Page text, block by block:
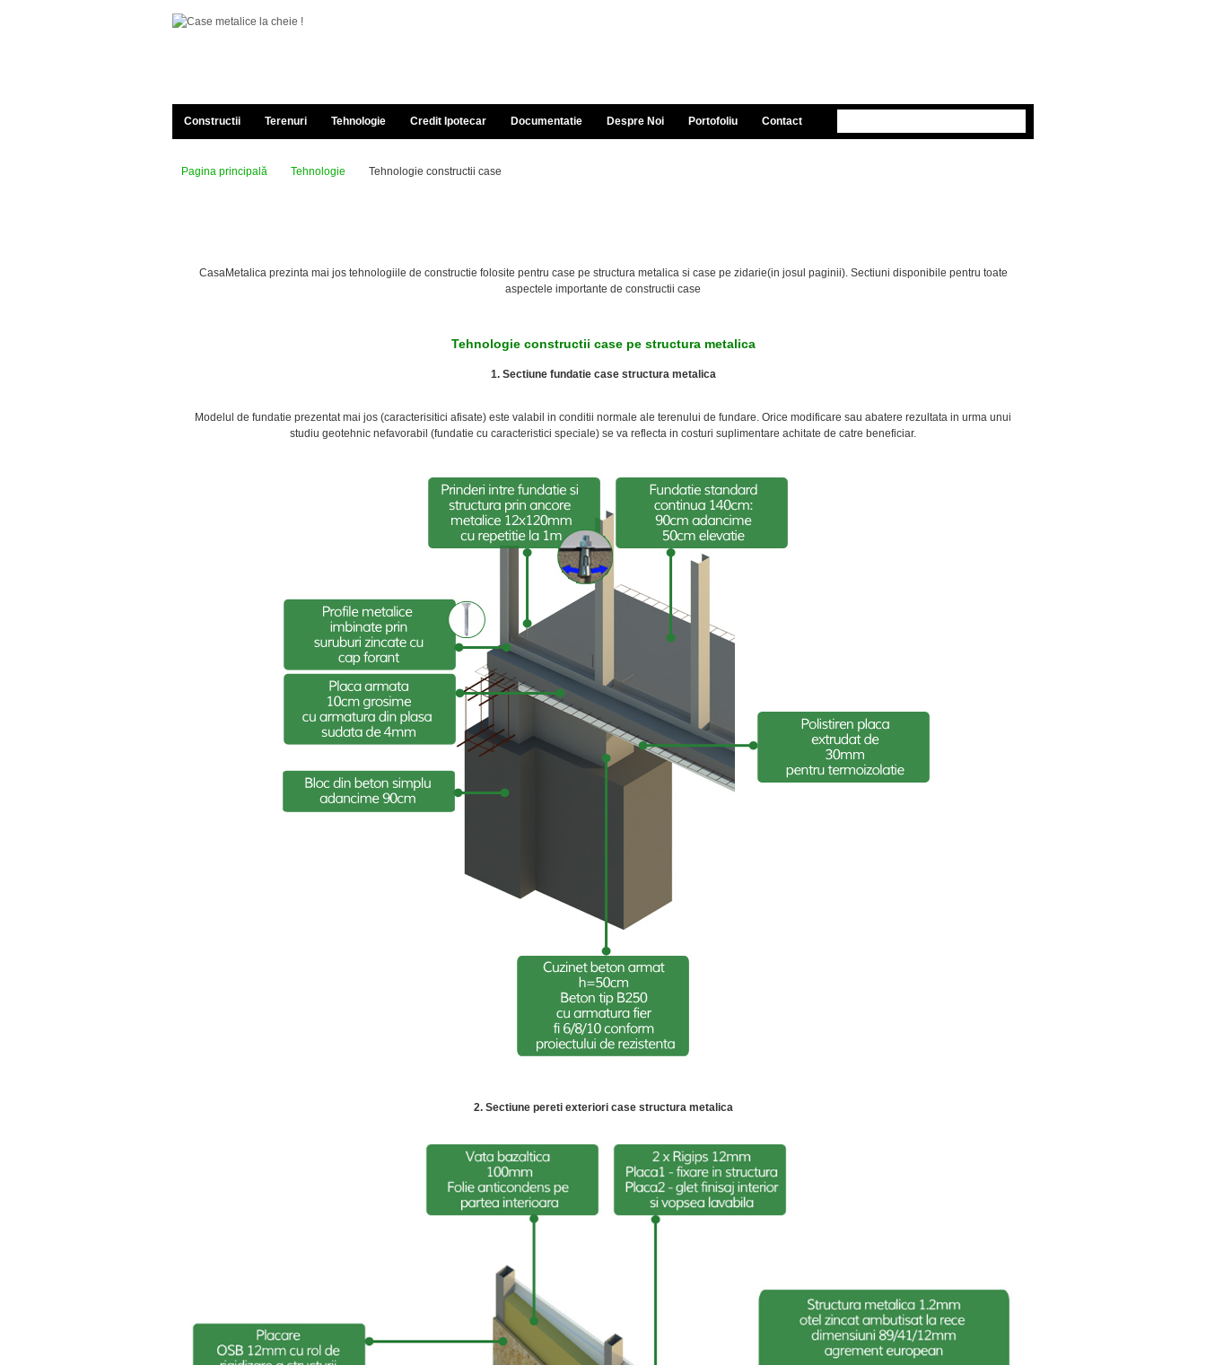
Constructii Terenuri Tehnologie Credit Ipotecar Documentatie Despre Noi Portofoliu Contact
Pagina principală Tehnologie Tehnologie constructii case
CasaMetalica prezinta mai jos tehnologiile de constructie folosite pentru case pe structura metalica si case pe zidarie(in josul paginii). Sectiuni disponibile pentru toate
aspectele importante de constructii case
Tehnologie constructii case pe structura metalica
1. Sectiune fundatie case structura metalica
Modelul de fundatie prezentat mai jos (caracterisitici afisate) este valabil in conditii normale ale terenului de fundare. Orice modificare sau abatere rezultata in urma unui
studiu geotehnic nefavorabil (fundatie cu caracteristici speciale) se va reflecta in costuri suplimentare achitate de catre beneficiar.
2. Sectiune pereti exteriori case structura metalica